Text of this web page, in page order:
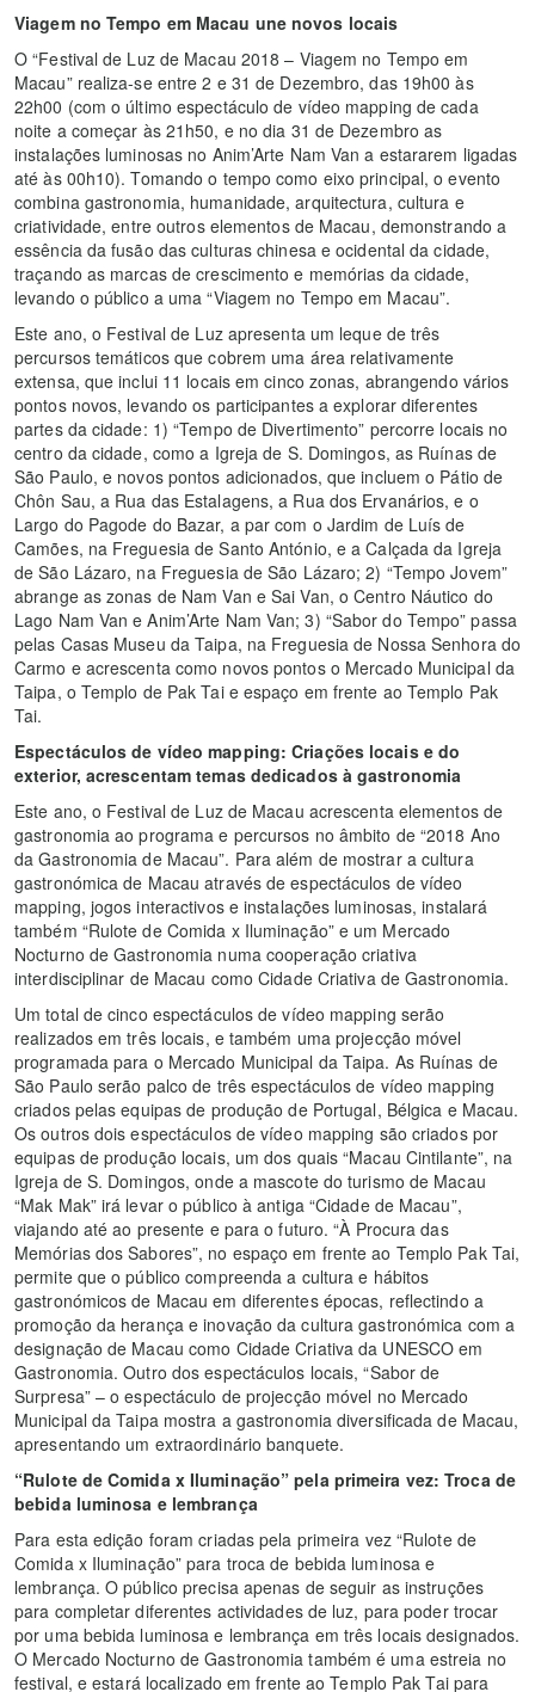
Viagem no Tempo em Macau une novos locais
O “Festival de Luz de Macau 2018 – Viagem no Tempo em
Macau” realiza-se entre 2 e 31 de Dezembro, das 19h00 às
22h00 (com o último espectáculo de vídeo mapping de cada
noite a começar às 21h50, e no dia 31 de Dezembro as
instalações luminosas no Anim’Arte Nam Van a estararem ligadas
até às 00h10). Tomando o tempo como eixo principal, o evento
combina gastronomia, humanidade, arquitectura, cultura e
criatividade, entre outros elementos de Macau, demonstrando a
essência da fusão das culturas chinesa e ocidental da cidade,
traçando as marcas de crescimento e memórias da cidade,
levando o público a uma “Viagem no Tempo em Macau”.
Este ano, o Festival de Luz apresenta um leque de três
percursos temáticos que cobrem uma área relativamente
extensa, que inclui 11 locais em cinco zonas, abrangendo vários
pontos novos, levando os participantes a explorar diferentes
partes da cidade: 1) “Tempo de Divertimento” percorre locais no
centro da cidade, como a Igreja de S. Domingos, as Ruínas de
São Paulo, e novos pontos adicionados, que incluem o Pátio de
Chôn Sau, a Rua das Estalagens, a Rua dos Ervanários, e o
Largo do Pagode do Bazar, a par com o Jardim de Luís de
Camões, na Freguesia de Santo António, e a Calçada da Igreja
de São Lázaro, na Freguesia de São Lázaro; 2) “Tempo Jovem”
abrange as zonas de Nam Van e Sai Van, o Centro Náutico do
Lago Nam Van e Anim’Arte Nam Van; 3) “Sabor do Tempo” passa
pelas Casas Museu da Taipa, na Freguesia de Nossa Senhora do
Carmo e acrescenta como novos pontos o Mercado Municipal da
Taipa, o Templo de Pak Tai e espaço em frente ao Templo Pak
Tai.
Espectáculos de vídeo mapping: Criações locais e do
exterior, acrescentam temas dedicados à gastronomia
Este ano, o Festival de Luz de Macau acrescenta elementos de
gastronomia ao programa e percursos no âmbito de “2018 Ano
da Gastronomia de Macau”. Para além de mostrar a cultura
gastronómica de Macau através de espectáculos de vídeo
mapping, jogos interactivos e instalações luminosas, instalará
também “Rulote de Comida x Iluminação” e um Mercado
Nocturno de Gastronomia numa cooperação criativa
interdisciplinar de Macau como Cidade Criativa de Gastronomia.
Um total de cinco espectáculos de vídeo mapping serão
realizados em três locais, e também uma projecção móvel
programada para o Mercado Municipal da Taipa. As Ruínas de
São Paulo serão palco de três espectáculos de vídeo mapping
criados pelas equipas de produção de Portugal, Bélgica e Macau.
Os outros dois espectáculos de vídeo mapping são criados por
equipas de produção locais, um dos quais “Macau Cintilante”, na
Igreja de S. Domingos, onde a mascote do turismo de Macau
“Mak Mak” irá levar o público à antiga “Cidade de Macau”,
viajando até ao presente e para o futuro. “À Procura das
Memórias dos Sabores”, no espaço em frente ao Templo Pak Tai,
permite que o público compreenda a cultura e hábitos
gastronómicos de Macau em diferentes épocas, reflectindo a
promoção da herança e inovação da cultura gastronómica com a
designação de Macau como Cidade Criativa da UNESCO em
Gastronomia. Outro dos espectáculos locais, “Sabor de
Surpresa” – o espectáculo de projecção móvel no Mercado
Municipal da Taipa mostra a gastronomia diversificada de Macau,
apresentando um extraordinário banquete.
“Rulote de Comida x Iluminação” pela primeira vez: Troca de
bebida luminosa e lembrança
Para esta edição foram criadas pela primeira vez “Rulote de
Comida x Iluminação” para troca de bebida luminosa e
lembrança. O público precisa apenas de seguir as instruções
para completar diferentes actividades de luz, para poder trocar
por uma bebida luminosa e lembrança em três locais designados.
O Mercado Nocturno de Gastronomia também é uma estreia no
festival, e estará localizado em frente ao Templo Pak Tai para